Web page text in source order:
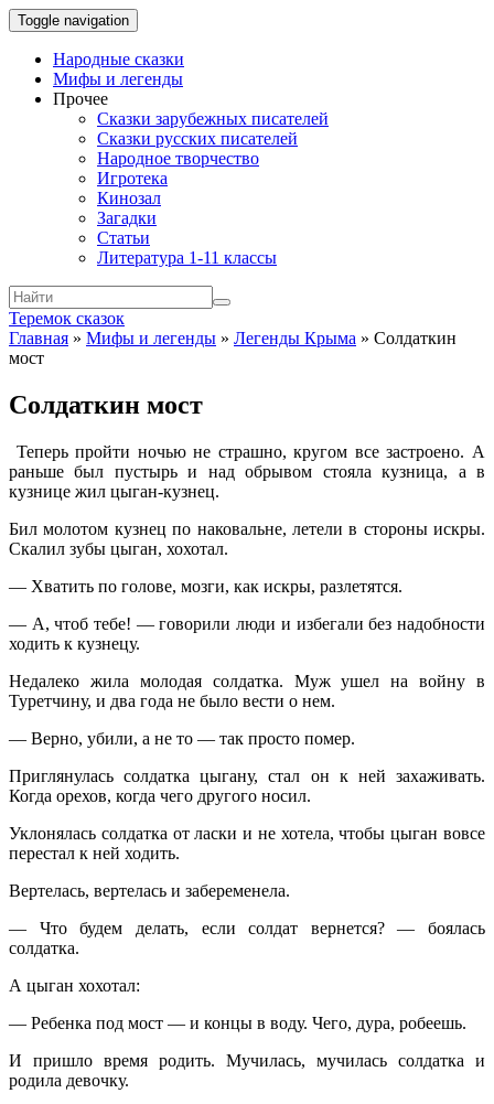
Toggle navigation
Народные сказки
Мифы и легенды
Прочее
Сказки зарубежных писателей
Сказки русских писателей
Народное творчество
Игротека
Кинозал
Загадки
Статьи
Литература 1-11 классы
Теремок сказок
Главная » Мифы и легенды » Легенды Крыма » Солдаткин
мост
Солдаткин мост
Теперь пройти ночью не страшно, кругом все застроено. А
раньше был пустырь и над обрывом стояла кузница, а в
кузнице жил цыган-кузнец.
Бил молотом кузнец по наковальне, летели в стороны искры.
Скалил зубы цыган, хохотал.
— Хватить по голове, мозги, как искры, разлетятся.
— А, чтоб тебе! — говорили люди и избегали без надобности
ходить к кузнецу.
Недалеко жила молодая солдатка. Муж ушел на войну в
Туретчину, и два года не было вести о нем.
— Верно, убили, а не то — так просто помер.
Приглянулась солдатка цыгану, стал он к ней захаживать.
Когда орехов, когда чего другого носил.
Уклонялась солдатка от ласки и не хотела, чтобы цыган вовсе
перестал к ней ходить.
Вертелась, вертелась и забеременела.
— Что будем делать, если солдат вернется? — боялась
солдатка.
А цыган хохотал:
— Ребенка под мост — и концы в воду. Чего, дура, робеешь.
И пришло время родить. Мучилась, мучилась солдатка и
родила девочку.